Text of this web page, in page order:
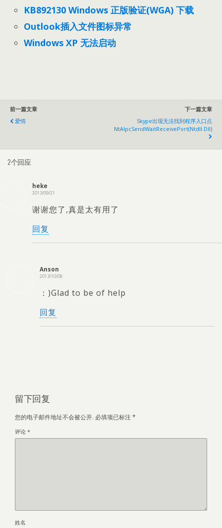
KB892130 Windows 正版验证(WGA) 下载
Outlook插入文件图标异常
Windows XP 无法启动
前一篇文章
爱情
下一篇文章
Skype出现无法找到程序入口点
NtAlpcSendWaitReceivePort(ntdll.dll)
2个回应
heke
2013/09/21
谢谢您了,真是太有用了
回复
Anson
2013/10/08
：)Glad to be of help
回复
留下回复
您的电子邮件地址不会被公开. 必填项已标注 *
评论 *
姓名